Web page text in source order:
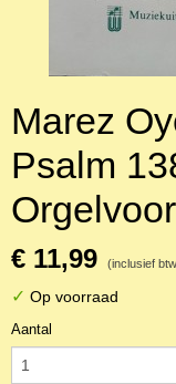
Marez
Psalm
€ 11,99 (inclusief
✓ Op voorraad
Aantal